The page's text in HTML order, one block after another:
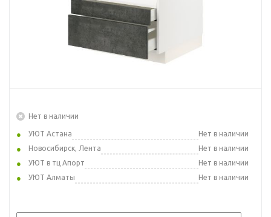
Нет в наличии
УЮТ Астана
Нет в наличии
Новосибирск, Лента
Нет в наличии
УЮТ в тц Апорт
Нет в наличии
УЮТ Алматы
Нет в наличии